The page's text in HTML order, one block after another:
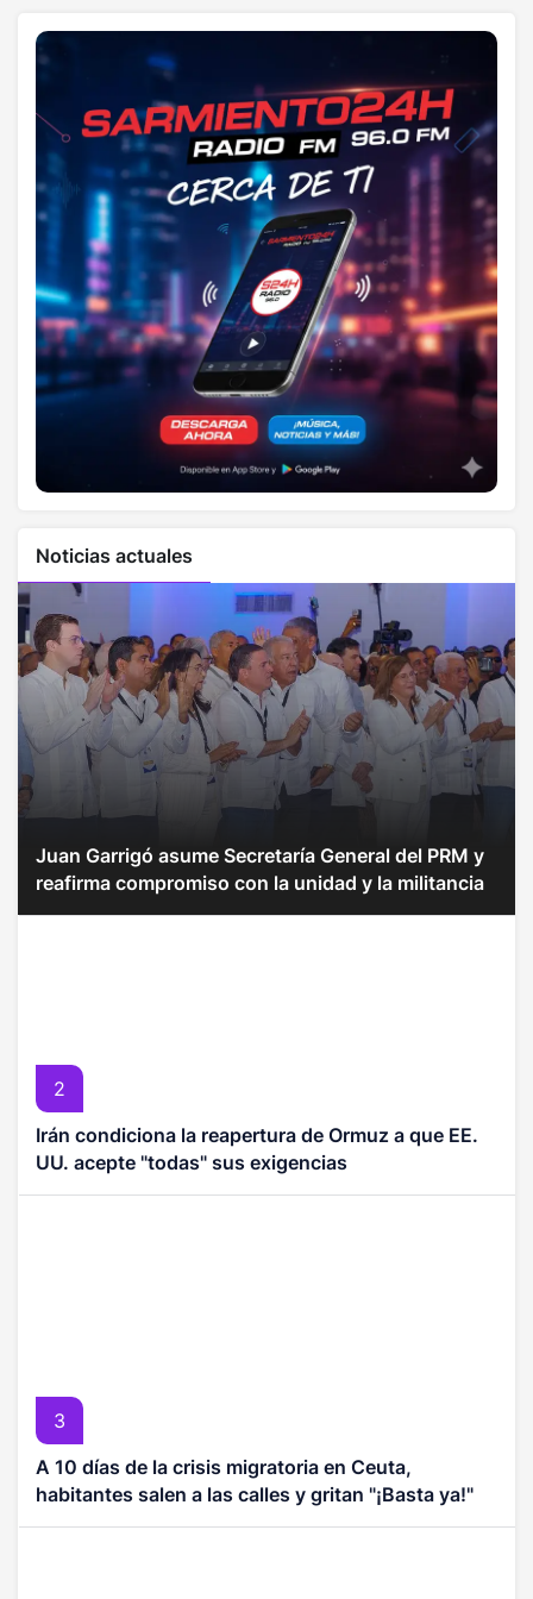
Noticias actuales
Juan Garrigó asume Secretaría General del PRM y
reafirma compromiso con la unidad y la militancia
2
Irán condiciona la reapertura de Ormuz a que EE.
UU. acepte "todas" sus exigencias
3
A 10 días de la crisis migratoria en Ceuta,
habitantes salen a las calles y gritan "¡Basta ya!"